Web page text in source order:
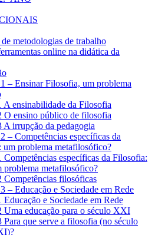
metodologias de trabalho
online na didática da
– Ensinar Filosofia, um problema
A ensinabilidade da Filosofia
O ensino público de filosofia
A irrupção da pedagogia
– Competências específicas da
um problema metafilosófico?
Competências específicas da Filosofia:
problema metafilosófico?
Competências filosóficas
– Educação e Sociedade em Rede
Educação e Sociedade em Rede
Uma educação para o século XXI
Para que serve a filosofia (no século